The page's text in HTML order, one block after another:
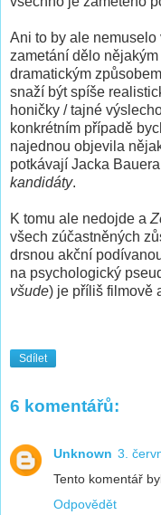
Ani to by ale
zametání dělo
dramatickým
snaží být spíše
honičky / tajné
konkrétním případě
najednou objevila
potkávají Jacka
kandidáty.
K tomu ale nedojde a
všech zúčastněných
drsnou akční
na psychologický
všude) je příliš filmově
Sdílet
6 komentářů:
Unknown 3.
Tento komentář
Odpovědět